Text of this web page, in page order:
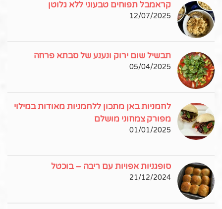
קראמבל תפוחים טבעוני ללא גלוטן
12/07/2025
תבשיל שום ירוק ונענע של סבתא פרחה
05/04/2025
לחמניות באן מתכון ללחמניות מאודות במילוי
מפורק צמחוני מושלם
01/01/2025
סופגניות אפויות עם ריבה – בוכטל
21/12/2024